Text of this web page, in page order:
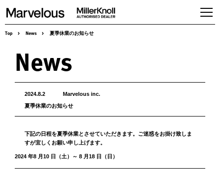
Products
Seating
Tables,desking & Storage
Accessories
Herman Miller Gallery
Services & Solution
News
Case studies
Top > News > 夏季休業のお知らせ
News
2024.8.2
Marvelous inc.
夏季休業のお知らせ
下記の日程を夏季休業とさせていただきます。ご迷惑をお掛け致しま
すが宜しくお願い申し上げます。
2024 年8 月10 日（土）～ 8 月18 日（日）